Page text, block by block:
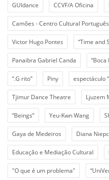
GUIdance CCVF/A Oficina
Camões - Centro Cultural
Victor Hugo Pontes “Time and
Panaibra Gabriel Canda “Boca
“.G rito” Piny espectáculo
Tjimur Dance Theatre Ljuzem
“Beings” Yeu-Kwn Wang
Gaya de Medeiros Diana
Educação e Mediação Cultural
"O que é um problema"